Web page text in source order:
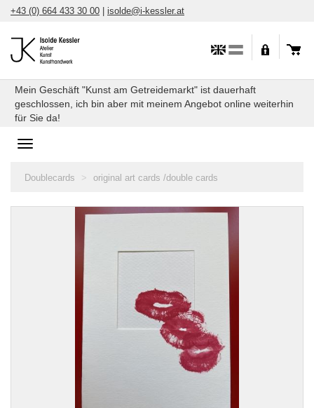
Skip+43 (0) 664 433 30 00 | isolde@i-kessler.at
Mein Geschäft "Kunst am Getreidemarkt" ist dauerhaft
geschlossen, ich bin aber mit meinem Angebot online weiterhin
für Sie da!
Toggle
You
Doublecards original art cards /double cards